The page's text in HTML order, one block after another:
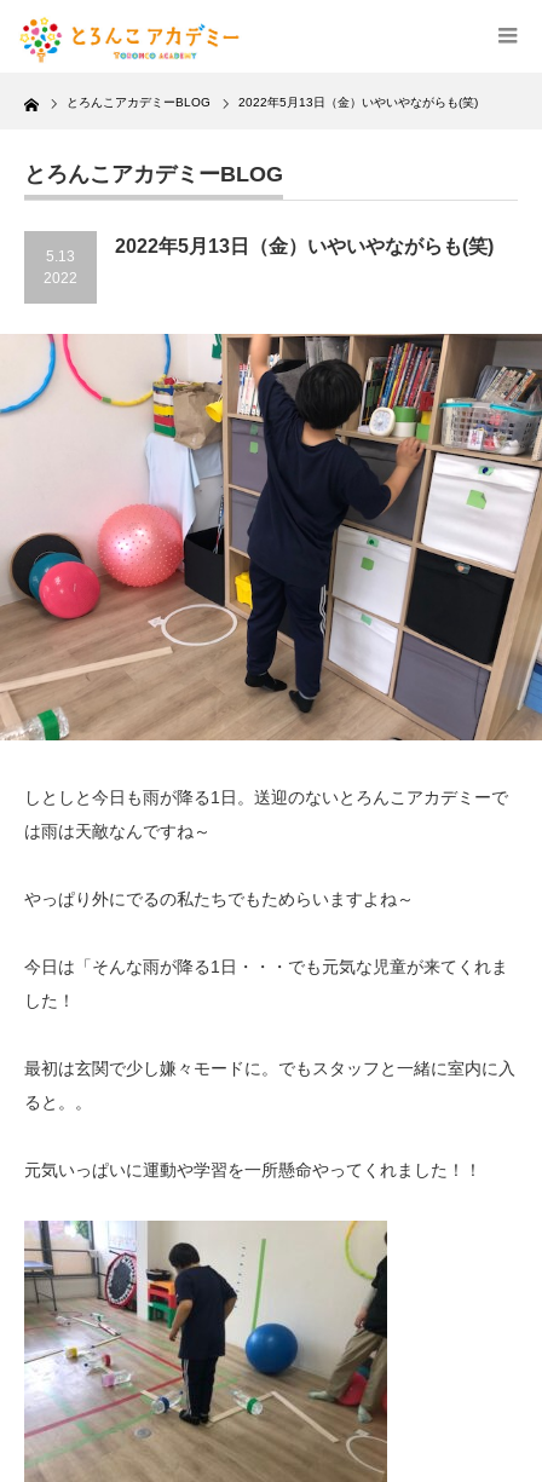
Home とろんこアカデミーBLOG 2022年5月13日（金）いやいやながらも(笑)
とろんこアカデミーBLOG
5.13
2022
2022年5月13日（金）いやいやながらも(笑)
しとしと今日も雨が降る1日。送迎のないとろんこアカデミーで
は雨は天敵なんですね～
やっぱり外にでるの私たちでもためらいますよね～
今日は「そんな雨が降る1日・・・でも元気な児童が来てくれま
した！
最初は玄関で少し嫌々モードに。でもスタッフと一緒に室内に入
ると。。
元気いっぱいに運動や学習を一所懸命やってくれました！！